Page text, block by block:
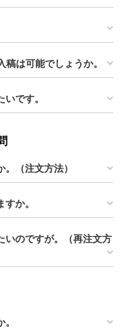
は可能でしょうか。
です。
（注文方法）
か。
いのですが。（再注文方